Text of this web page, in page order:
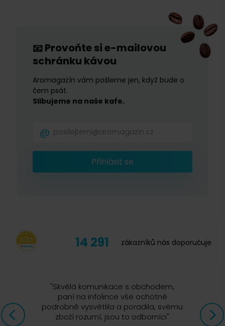
📧Provoňte si e-mailovou
schránku kávou
Aromagazín vám pošleme jen, když bude o
čem psát.
Slibujeme na naše kafe.
Přihlásit se
14 291 zákazníků nás doporučuje
"Skvělá komunikace s obchodem,
paní na infolince vše ochotně
podrobně vysvětlila a poradila, svému
zboží rozumí, jsou to odborníci"